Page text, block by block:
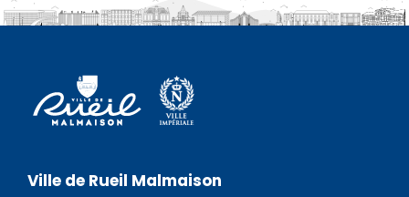
Ville de Rueil Malmaison